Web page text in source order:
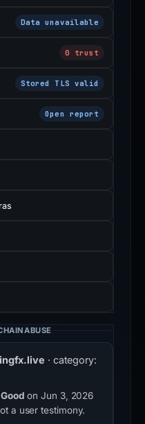
Data unavailable
0 trust
Stored TLS valid
Open report
· category:
on Jun 3, 2026
a user testimony.